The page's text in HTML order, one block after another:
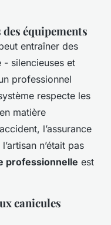
équipements
entraîner des
silencieuses et
professionnel
respecte les
matière
l’assurance
n’était pas
professionnelle est
canicules